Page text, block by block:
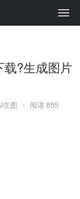
载?生成图片
生图 • 阅读 855